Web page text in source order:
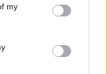
You may click to
third-party tags to
in below Google
my